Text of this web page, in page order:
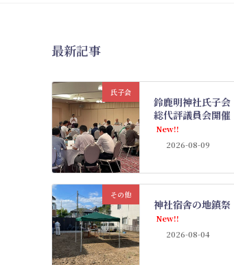
最新記事
氏子会
鈴鹿明神社氏子会
総代評議員会開催
New!!
2026-08-09
その他
神社宿舎の地鎮祭
New!!
2026-08-04